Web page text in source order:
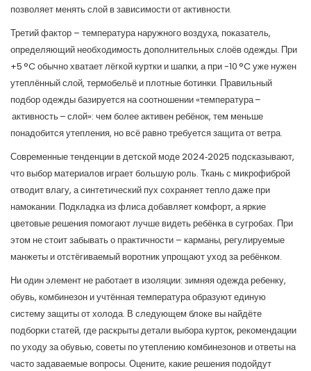
позволяет менять слой в зависимости от активности.
Третий фактор – температура наружного воздуха, показатель,
определяющий необходимость дополнительных слоёв одежды. При
+5 °C обычно хватает лёгкой куртки и шапки, а при -10 °C уже нужен
утеплённый слой, термобельё и плотные ботинки. Правильный
подбор одежды базируется на соотношении «температура –
активность – слой»: чем более активен ребёнок, тем меньше
понадобится утепления, но всё равно требуется защита от ветра.
Современные тенденции в детской моде 2024‑2025 подсказывают,
что выбор материалов играет большую роль. Ткань с микрофиброй
отводит влагу, а синтетический пух сохраняет тепло даже при
намокании. Подкладка из флиса добавляет комфорт, а яркие
цветовые решения помогают лучше видеть ребёнка в сугробах. При
этом не стоит забывать о практичности – карманы, регулируемые
манжеты и отстёгиваемый воротник упрощают уход за ребёнком.
Ни один элемент не работает в изоляции: зимняя одежда ребенку,
обувь, комбинезон и учтённая температура образуют единую
систему защиты от холода. В следующем блоке вы найдёте
подборки статей, где раскрыты детали выбора курток, рекомендации
по уходу за обувью, советы по утеплению комбинезонов и ответы на
часто задаваемые вопросы. Оцените, какие решения подойдут